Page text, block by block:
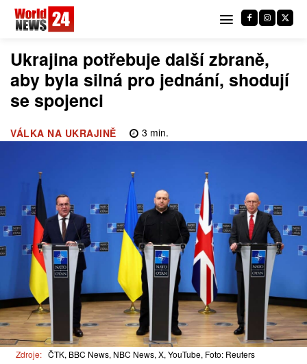
Ukrajina potřebuje další zbraně,
aby byla silná pro jednání, shodují
se spojenci
VÁLKA NA UKRAJINĚ 3 min.
Zdroje: ČTK, BBC News, NBC News, X, YouTube, Foto: Reuters